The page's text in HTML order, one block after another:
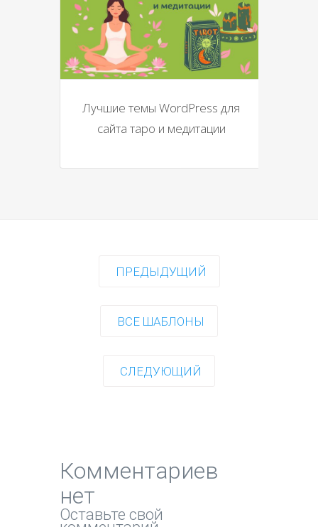
Лучшие темы WordPress для
сайта таро и медитации
ПРЕДЫДУЩИЙ
ВСЕ ШАБЛОНЫ
СЛЕДУЮЩИЙ
Комментариев
нет
Оставьте свой